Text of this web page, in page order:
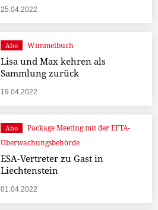
25.04.2022
Abo Wimmelbuch
Lisa und Max kehren als
Sammlung zurück
19.04.2022
Abo
Package Meeting mit der EFTA-
Überwachungsbehörde
ESA-Vertreter zu Gast in
Liechtenstein
01.04.2022